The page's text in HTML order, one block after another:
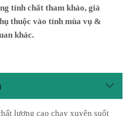
tính chất tham khảo, giá
thuộc vào tính mùa vụ &
khác.
lượng cao chạy xuyên suốt